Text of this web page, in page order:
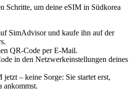
Schritte, um deine eSIM in Südkorea
SimAdvisor und kaufe ihn auf der
QR-Code per E-Mail.
in den Netzwerkeinstellungen deines
– keine Sorge: Sie startet erst,
ankommst.